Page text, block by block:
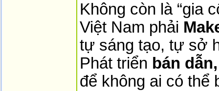
Không còn là “gia
Việt Nam phải
tự sáng tạo, tự sở
Phát triển bán
để không ai có thể